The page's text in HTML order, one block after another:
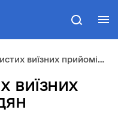
Пошук
виїзних прийомів громадян
виїзних